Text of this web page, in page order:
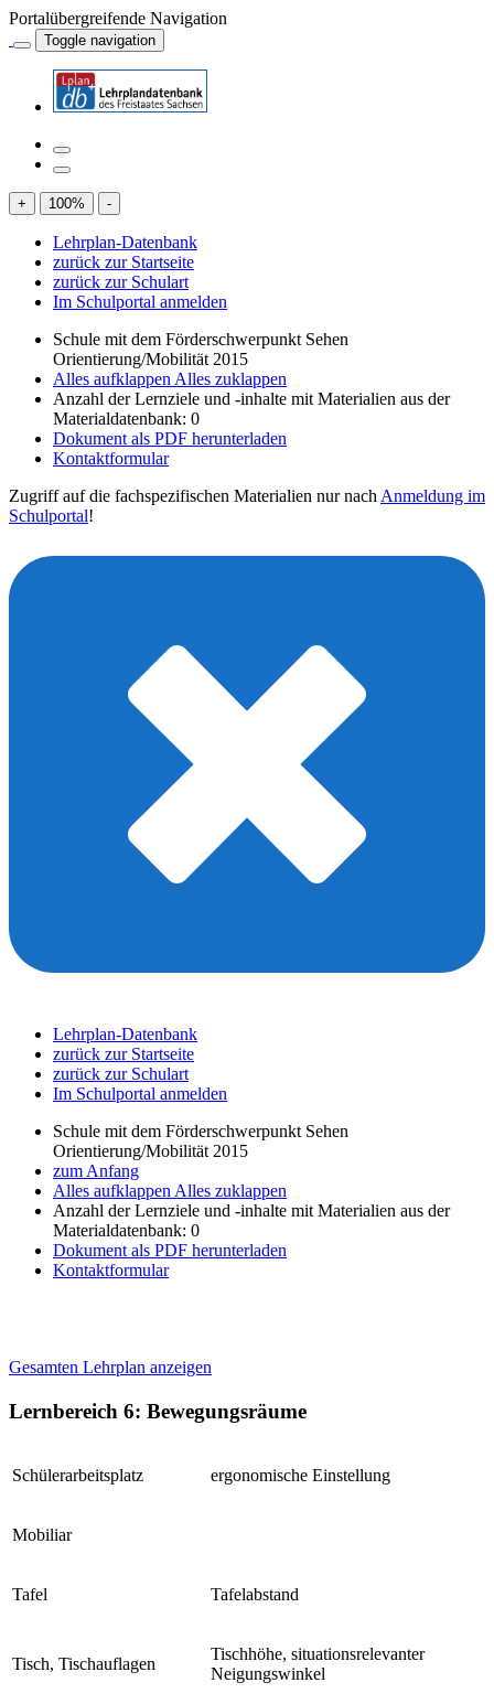
Portalübergreifende Navigation
Toggle navigation
+ 100% -
Lehrplan-Datenbank
zurück zur Startseite
zurück zur Schulart
Im Schulportal anmelden
Schule mit dem Förderschwerpunkt Sehen
Orientierung/Mobilität 2015
Alles aufklappen Alles zuklappen
Anzahl der Lernziele und -inhalte mit Materialien aus der
Materialdatenbank: 0
Dokument als PDF herunterladen
Kontaktformular
Zugriff auf die fachspezifischen Materialien nur nach Anmeldung im
Schulportal!
Lehrplan-Datenbank
zurück zur Startseite
zurück zur Schulart
Im Schulportal anmelden
Schule mit dem Förderschwerpunkt Sehen
Orientierung/Mobilität 2015
zum Anfang
Alles aufklappen Alles zuklappen
Anzahl der Lernziele und -inhalte mit Materialien aus der
Materialdatenbank: 0
Dokument als PDF herunterladen
Kontaktformular
Gesamten Lehrplan anzeigen
Lernbereich 6: Bewegungsräume
Schülerarbeitsplatz ergonomische Einstellung
Mobiliar
Tafel Tafelabstand
Tisch, Tischauflagen
Tischhöhe, situationsrelevanter
Neigungswinkel